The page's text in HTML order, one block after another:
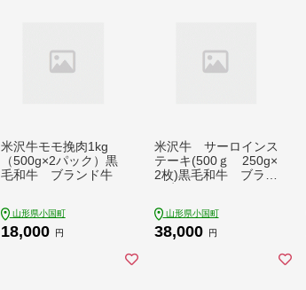
米沢牛モモ挽肉1kg
（500g×2パック）黒
毛和牛 ブランド牛
山形県小国町
18,000 円
米沢牛 サーロインス
テーキ(500ｇ 250g×
2枚)黒毛和牛 ブラン
山形県小国町
38,000 円